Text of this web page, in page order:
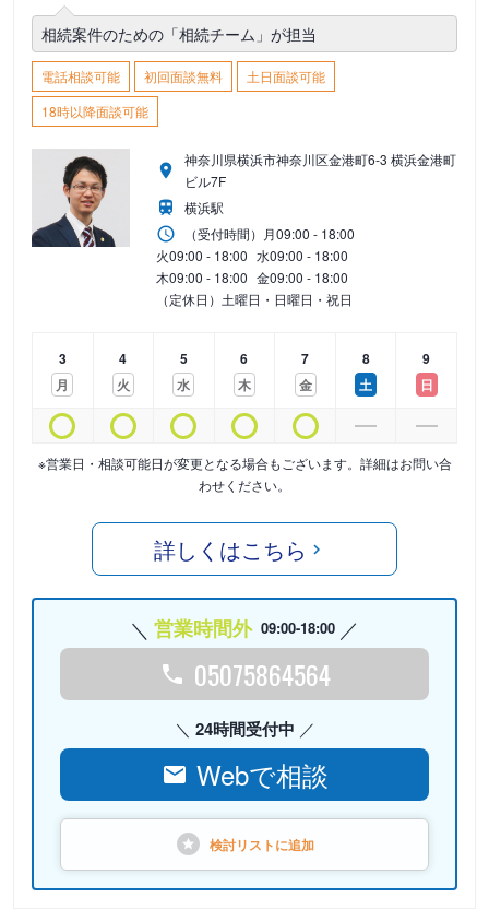
相続案件のための「相続チーム」が担当
電話相談可能 初回面談無料
土日面談可能
18時以降面談可能
神奈川県横浜市神奈川区金港町6-3 横浜金港町
ビル7F
横浜駅
（受付時間） 月09:00 - 18:00
火09:00 - 18:00 水09:00 - 18:00
木09:00 - 18:00 金09:00 - 18:00
（定休日）土曜日・日曜日・祝日
3
月
4
火
5
水
6
木
7
金
8
土
9
日
※営業日・相談可能日が変更となる場合もございます。詳細はお問い合
わせください。
詳しくはこちら
営業時間外 09:00-18:00
05075864564
24時間受付中
Webで相談
検討リストに追加